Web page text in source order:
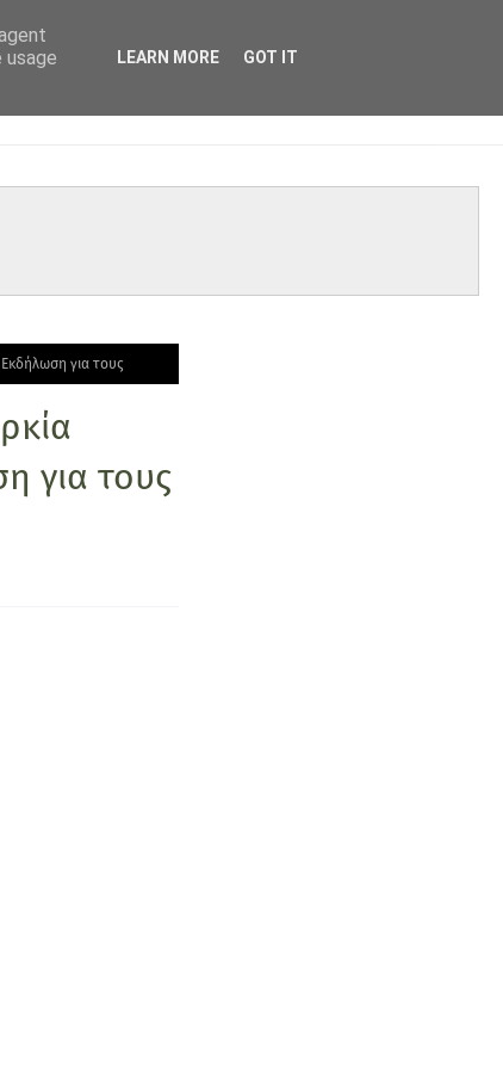
για τους
για τους
LEARN MORE GOT IT